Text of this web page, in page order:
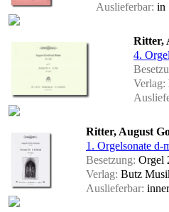
Auslieferbar: in
Ritter,
4.
Verlag:
Ritter, August
1. Orgelsonate d-
Besetzung: Orgel
Verlag: Butz
Auslieferbar: